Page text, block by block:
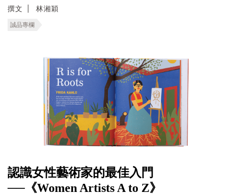
撰文 林湘穎
誠品專欄
認識女性藝術家的最佳入門
──《Women Artists A to Z》